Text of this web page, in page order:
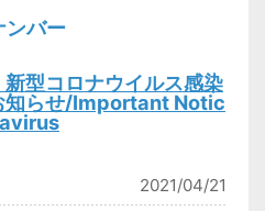
ンバー
新型コロナウイルス感染
知らせ/Important Notic
2021/04/21